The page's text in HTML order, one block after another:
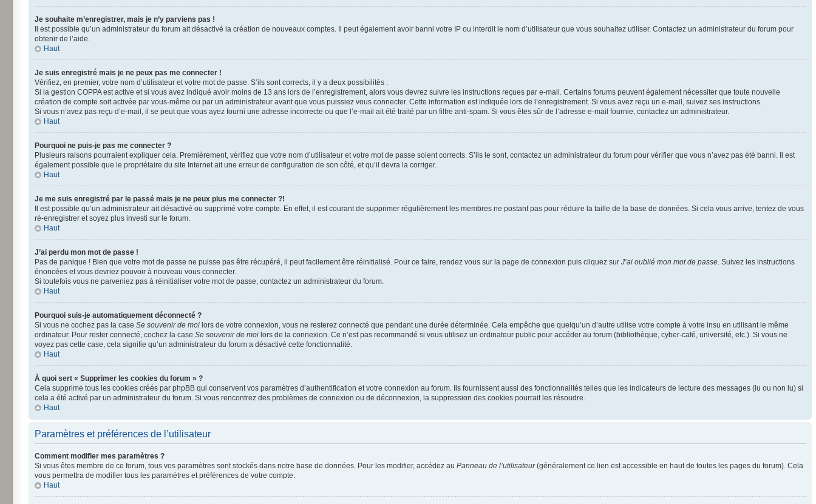
Je souhaite m’enregistrer, mais je n’y parviens pas !
Il est possible qu’un administrateur du forum ait désactivé la création de nouveaux comptes. Il peut également avoir banni votre IP ou interdit le nom d’utilisateur que vous souhaitez utiliser. Contactez un administrateur du forum pour
obtenir de l’aide.
Haut
Je suis enregistré mais je ne peux pas me connecter !
Vérifiez, en premier, votre nom d’utilisateur et votre mot de passe. S’ils sont corrects, il y a deux possibilités :
Si la gestion COPPA est active et si vous avez indiqué avoir moins de 13 ans lors de l’enregistrement, alors vous devrez suivre les instructions reçues par e-mail. Certains forums peuvent également nécessiter que toute nouvelle
création de compte soit activée par vous-même ou par un administrateur avant que vous puissiez vous connecter. Cette information est indiquée lors de l’enregistrement. Si vous avez reçu un e-mail, suivez ses instructions.
Si vous n’avez pas reçu d’e-mail, il se peut que vous ayez fourni une adresse incorrecte ou que l’e-mail ait été traité par un filtre anti-spam. Si vous êtes sûr de l’adresse e-mail fournie, contactez un administrateur.
Haut
Pourquoi ne puis-je pas me connecter ?
Plusieurs raisons pourraient expliquer cela. Premièrement, vérifiez que votre nom d’utilisateur et votre mot de passe soient corrects. S’ils le sont, contactez un administrateur du forum pour vérifier que vous n’avez pas été banni. Il est
également possible que le propriétaire du site Internet ait une erreur de configuration de son côté, et qu’il devra la corriger.
Haut
Je me suis enregistré par le passé mais je ne peux plus me connecter ?!
Il est possible qu’un administrateur ait désactivé ou supprimé votre compte. En effet, il est courant de supprimer régulièrement les membres ne postant pas pour réduire la taille de la base de données. Si cela vous arrive, tentez de vous
ré-enregistrer et soyez plus investi sur le forum.
Haut
J’ai perdu mon mot de passe !
Pas de panique ! Bien que votre mot de passe ne puisse pas être récupéré, il peut facilement être réinitialisé. Pour ce faire, rendez vous sur la page de connexion puis cliquez sur J’ai oublié mon mot de passe . Suivez les instructions
énoncées et vous devriez pouvoir à nouveau vous connecter.
Si toutefois vous ne parveniez pas à réinitialiser votre mot de passe, contactez un administrateur du forum.
Haut
Pourquoi suis-je automatiquement déconnecté ?
Si vous ne cochez pas la case Se souvenir de moi lors de votre connexion, vous ne resterez connecté que pendant une durée déterminée. Cela empêche que quelqu’un d’autre utilise votre compte à votre insu en utilisant le même
ordinateur. Pour rester connecté, cochez la case Se souvenir de moi lors de la connexion. Ce n’est pas recommandé si vous utilisez un ordinateur public pour accéder au forum (bibliothèque, cyber-café, université, etc.). Si vous ne
voyez pas cette case, cela signifie qu’un administrateur du forum a désactivé cette fonctionnalité.
Haut
À quoi sert « Supprimer les cookies du forum » ?
Cela supprime tous les cookies créés par phpBB qui conservent vos paramètres d’authentification et votre connexion au forum. Ils fournissent aussi des fonctionnalités telles que les indicateurs de lecture des messages (lu ou non lu) si
cela a été activé par un administrateur du forum. Si vous rencontrez des problèmes de connexion ou de déconnexion, la suppression des cookies pourrait les résoudre.
Haut
Paramètres et préférences de l’utilisateur
Comment modifier mes paramètres ?
Si vous êtes membre de ce forum, tous vos paramètres sont stockés dans notre base de données. Pour les modifier, accédez au Panneau de l’utilisateur(généralement ce lien est accessible en haut de toutes les pages du forum). Cela
vous permettra de modifier tous les paramètres et préférences de votre compte.
Haut